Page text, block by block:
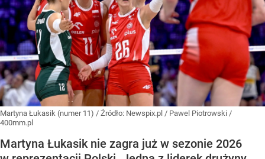
Martyna Łukasik (numer 11) / Źródło: Newspix.pl / Pawel Piotrowski /
400mm.pl
Martyna Łukasik nie zagra już w sezonie 2026